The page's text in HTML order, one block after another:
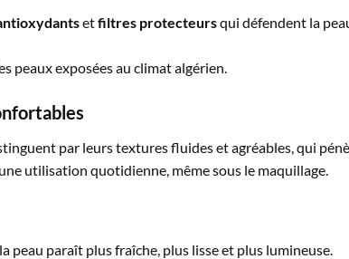
etfiltres protecteursqui défendent la
peaux exposées au climat algérien.
par leurs textures fluides et agréables, qui
utilisation quotidienne, même sous le maquillage.
peau paraît plus fraîche, plus lisse et plus lumineuse.